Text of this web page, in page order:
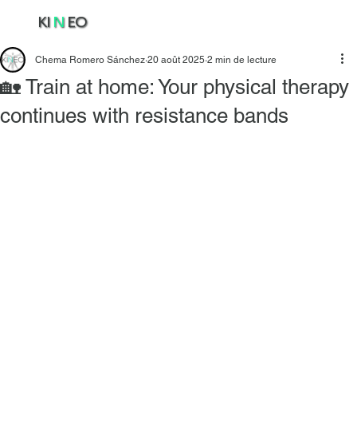
KINEO
🏡 Train at home: Your physical therapy
continues with resistance bands
Chema Romero Sánchez 20 août 2025 2 min de lecture